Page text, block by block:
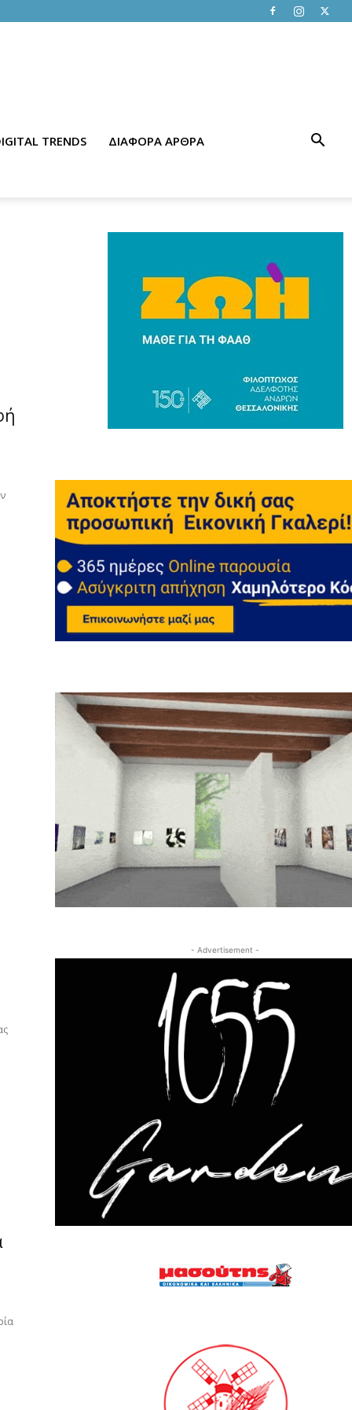
TRENDS ΔΙΑΦΟΡΑ ΑΡΘΡΑ
- Advertisement -